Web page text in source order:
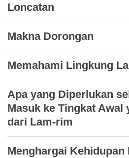
Loncatan
Makna Dorongan
Memahami Lingkung
Apa yang Diperlukan
Masuk ke Tingkat Awal
dari Lam-rim
Menghargai Kehidupan